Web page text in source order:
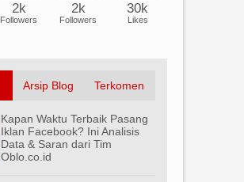
2k
Followers
2k
Followers
30k
Likes
Arsip Blog Terkomen
Kapan Waktu Terbaik Pasang
Iklan Facebook? Ini Analisis
Data & Saran dari Tim
Oblo.co.id